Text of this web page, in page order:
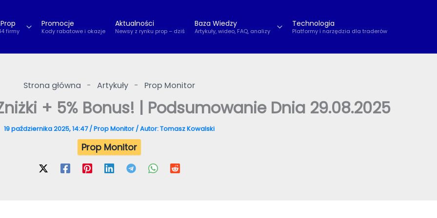
firmy
Promocje
Kody rabatowe i okazje
Aktualności
Newsy z rynku prop – dziś
Baza Wiedzy
Artykuły, wideo, FAQ, analizy
Technologia
Platformy i narzędzia dla traderów
Strona główna - Artykuły - Prop Monitor
+ 5% Bonus! | Podsumowanie Dnia 29.08.2025
19 października 2025, 14:47/Prop Monitor / Autor:Tomasz Kowalski
Prop Monitor